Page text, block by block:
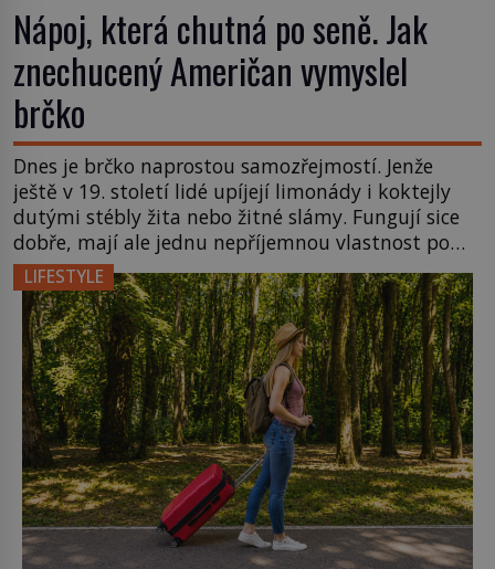
Nápoj, která chutná po seně. Jak
znechucený Američan vymyslel
brčko
Dnes je brčko naprostou samozřejmostí. Jenže
ještě v 19. století lidé upíjejí limonády i koktejly
dutými stébly žita nebo žitné slámy. Fungují sice
dobře, mají ale jednu nepříjemnou vlastnost po
chvíli se rozmáčejí a nápoji dodávají travnatou
příchuť. Právě tahle drobná nepříjemnost přivede
amerického výrobce cigaretových náustků k
nápadu, který změní způsob pití po celém […]
LIFESTYLE